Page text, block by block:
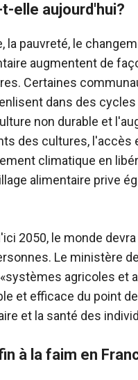
elle aujourd'hui?
la pauvreté, le
augmentent de
Certaines
dans des cycles
non durable et
des cultures,
climatique en
alimentaire prive
2050, le monde
Le ministère
agricoles et
et efficace du point
et la santé des
à la faim en